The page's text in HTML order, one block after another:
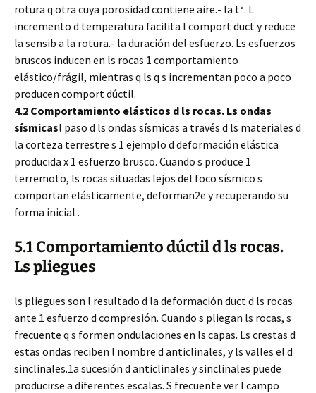
rotura q otra cuya porosidad contiene aire.- la tª. L
incremento d temperatura facilita l comport duct y reduce
la sensib a la rotura.- la duración del esfuerzo. Ls esfuerzos
bruscos inducen en ls rocas 1 comportamiento
elástico/frágil, mientras q ls q s incrementan poco a poco
producen comport dúctil.
4.2 Comportamiento elásticos d ls rocas. Ls ondas
sísmicasl paso d ls ondas sísmicas a través d ls materiales d
la corteza terrestre s 1 ejemplo d deformación elástica
producida x 1 esfuerzo brusco. Cuando s produce 1
terremoto, ls rocas situadas lejos del foco sísmico s
comportan elásticamente, deforman2e y recuperando su
forma inicial .
5.1 Comportamiento dúctil d ls rocas.
Ls pliegues
ls pliegues son l resultado d la deformación duct d ls rocas
ante 1 esfuerzo d compresión. Cuando s pliegan ls rocas, s
frecuente q s formen ondulaciones en ls capas. Ls crestas d
estas ondas reciben l nombre d anticlinales, y ls valles el d
sinclinales.1a sucesión d anticlinales y sinclinales puede
producirse a diferentes escalas. S frecuente ver l campo